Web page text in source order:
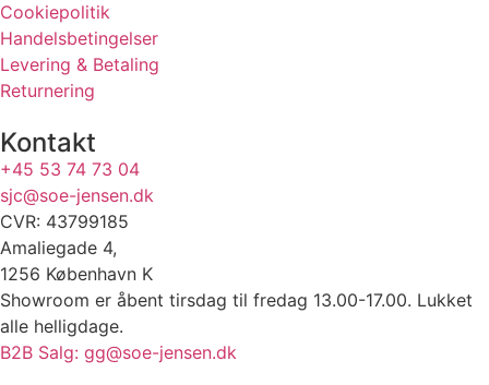
Cookiepolitik
Handelsbetingelser
Levering & Betaling
Returnering
Kontakt
+45 53 74 73 04
sjc@soe-jensen.dk
CVR: 43799185
Amaliegade 4,
1256 København K
Showroom er åbent tirsdag til fredag 13.00-17.00. Lukket
alle helligdage.
B2B Salg: gg@soe-jensen.dk